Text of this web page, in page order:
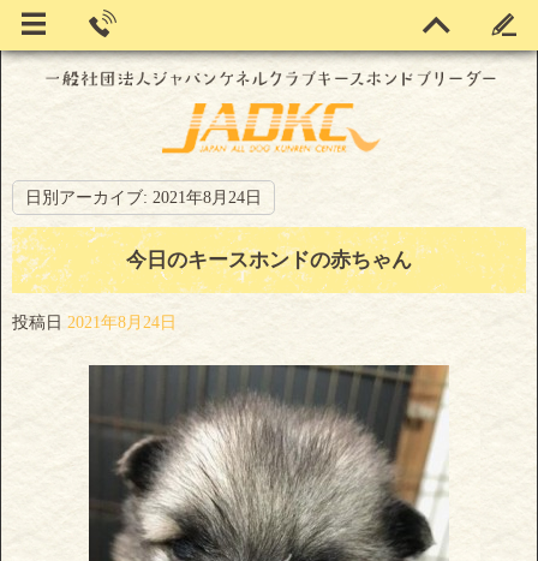
日別アーカイブ: 2021年8月24日
今日のキースホンドの赤ちゃん
投稿日 2021年8月24日